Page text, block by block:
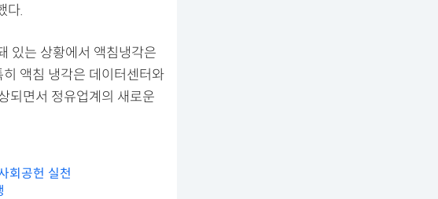
다.
있는 상황에서 액침냉각은
액침 냉각은 데이터센터와
되면서 정유업계의 새로운
회공헌 실천